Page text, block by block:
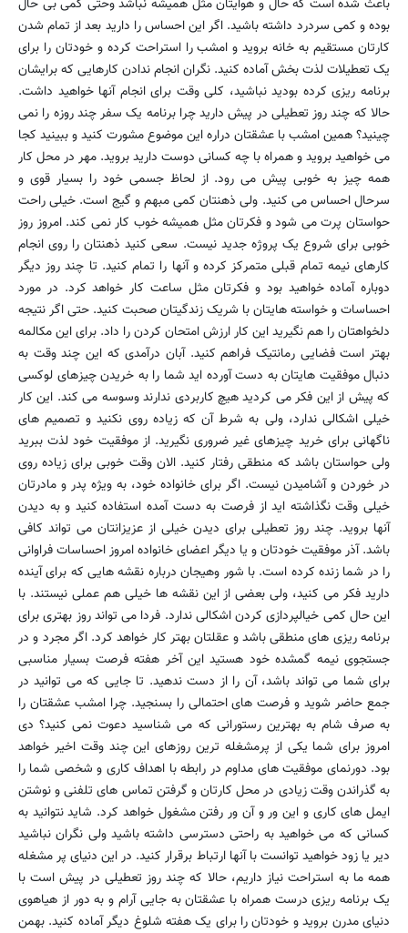
بوده و کمی سردرد داشته باشید. اگر این احساس را دارید بعد از تمام شدن
کارتان مستقیم به خانه بروید و امشب را استراحت کرده و خودتان را برای
یک تعطیلات لذت بخش آماده کنید. نگران انجام ندادن کارهایی که برایشان
برنامه ریزی کرده بودید نباشید، کلی وقت برای انجام آنها خواهید داشت.
حالا که چند روز تعطیلی در پیش دارید چرا برنامه یک سفر چند روزه را نمی
چینید؟ همین امشب با عشقتان دراره این موضوع مشورت کنید و ببینید کجا
می خواهید بروید و همراه با چه کسانی دوست دارید بروید. مهر در محل کار
همه چیز به خوبی پیش می رود. از لحاظ جسمی خود را بسیار قوی و
سرحال احساس می کنید. ولی ذهنتان کمی مبهم و گیج است. خیلی راحت
حواستان پرت می شود و فکرتان مثل همیشه خوب کار نمی کند. امروز روز
خوبی برای شروع یک پروژه جدید نیست. سعی کنید ذهنتان را روی انجام
کارهای نیمه تمام قبلی متمرکز کرده و آنها را تمام کنید. تا چند روز دیگر
دوباره آماده خواهید بود و فکرتان مثل ساعت کار خواهد کرد. در مورد
احساسات و خواسته هایتان با شریک زندگیتان صحبت کنید. حتی اگر نتیجه
دلخواهتان را هم نگیرید این کار ارزش امتحان کردن را داد. برای این مکالمه
بهتر است فضایی رمانتیک فراهم کنید. آبان درآمدی که این چند وقت به
دنبال موفقیت هایتان به دست آورده اید شما را به خریدن چیزهای لوکسی
که پیش از این فکر می کردید هیچ کاربردی ندارند وسوسه می کند. این کار
خیلی اشکالی ندارد، ولی به شرط آن که زیاده روی نکنید و تصمیم های
ناگهانی برای خرید چیزهای غیر ضروری نگیرید. از موفقیت خود لذت ببرید
ولی حواستان باشد که منطقی رفتار کنید. الان وقت خوبی برای زیاده روی
در خوردن و آشامیدن نیست. اگر برای خانواده خود، به ویژه پدر و مادرتان
خیلی وقت نگذاشته اید از فرصت به دست آمده استفاده کنید و به دیدن
آنها بروید. چند روز تعطیلی برای دیدن خیلی از عزیزانتان می تواند کافی
باشد. آذر موفقیت خودتان و یا دیگر اعضای خانواده امروز احساسات فراوانی
را در شما زنده کرده است. با شور وهیجان درباره نقشه هایی که برای آینده
دارید فکر می کنید، ولی بعضی از این نقشه ها خیلی هم عملی نیستند. با
این حال کمی خیالپردازی کردن اشکالی ندارد. فردا می تواند روز بهتری برای
برنامه ریزی های منطقی باشد و عقلتان بهتر کار خواهد کرد. اگر مجرد و در
جستجوی نیمه گمشده خود هستید این آخر هفته فرصت بسیار مناسبی
برای شما می تواند باشد، آن را از دست ندهید. تا جایی که می توانید در
جمع حاضر شوید و فرصت های احتمالی را بسنجید. چرا امشب عشقتان را
به صرف شام به بهترین رستورانی که می شناسید دعوت نمی کنید؟ دی
امروز برای شما یکی از پرمشغله ترین روزهای این چند وقت اخیر خواهد
بود. دورنمای موفقیت های مداوم در رابطه با اهداف کاری و شخصی شما را
به گذراندن وقت زیادی در محل کارتان و گرفتن تماس های تلفنی و نوشتن
ایمل های کاری و این ور و آن ور رفتن مشغول خواهد کرد. شاید نتوانید به
کسانی که می خواهید به راحتی دسترسی داشته باشید ولی نگران نباشید
دیر یا زود خواهید توانست با آنها ارتباط برقرار کنید. در این دنیای پر مشغله
همه ما به استراحت نیاز داریم، حالا که چند روز تعطیلی در پیش است با
یک برنامه ریزی درست همراه با عشقتان به جایی آرام و به دور از هیاهوی
دنیای مدرن بروید و خودتان را برای یک هفته شلوغ دیگر آماده کنید. بهمن